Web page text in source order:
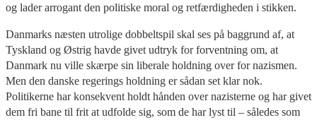
og lader arrogant den politiske moral og retfærdigheden i stikken.
Danmarks næsten utrolige dobbeltspil skal ses på baggrund af, at
Tyskland og Østrig havde givet udtryk for forventning om, at
Danmark nu ville skærpe sin liberale holdning over for nazismen.
Men den danske regerings holdning er sådan set klar nok.
Politikerne har konsekvent holdt hånden over nazisterne og har givet
dem fri bane til frit at udfolde sig, som de har lyst til – således som